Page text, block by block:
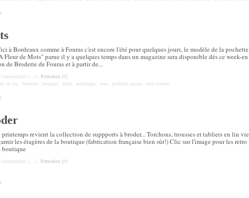
à Bordeaux comme à Fouras c'est encore l'été pour quelques jours, le modèle de la pochette
Fleur de Mots" parue il y a quelques temps dans un magazine sera disponible dés ce week-en
de Broderie de Fouras et à partir de...
[… - Permalien [#]
de lin, broderie, zweigart, fleur, printemps, rose, pochette zippée, tuto couture
printemps revient la collection de suppports à broder... Torchons, trousses et tabliers en lin vie
les étagères de la boutique (fabrication française bien sûr!) Clic sur l'image pour les retro
boutique
[… - Permalien [#]